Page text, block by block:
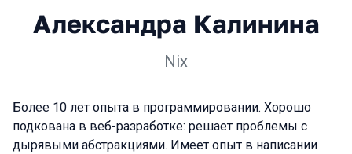
Александра Калинина
Nix
Более 10 лет опыта в программировании. Хорошо
подкована в веб-разработке: решает проблемы с
дырявыми абстракциями. Имеет опыт в написании